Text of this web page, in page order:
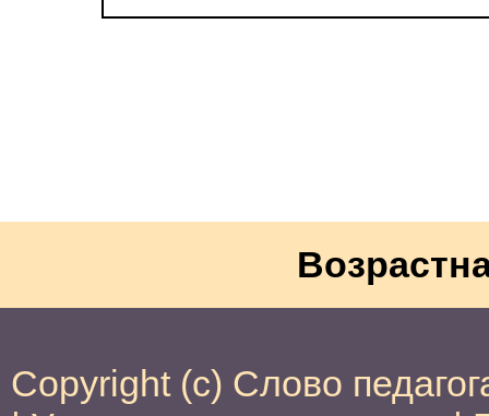
Copyright (c) Слово